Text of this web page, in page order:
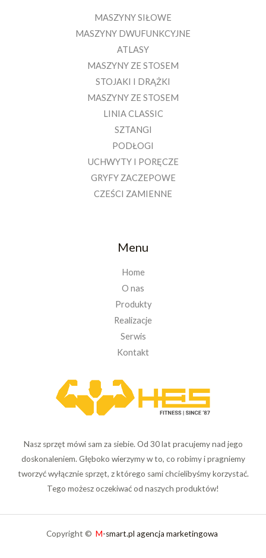
MASZYNY SIŁOWE
MASZYNY DWUFUNKCYJNE
ATLASY
MASZYNY ZE STOSEM
STOJAKI I DRĄŻKI
MASZYNY ZE STOSEM
LINIA CLASSIC
SZTANGI
PODŁOGI
UCHWYTY I PORĘCZE
GRYFY ZACZEPOWE
CZEŚCI ZAMIENNE
Menu
Home
O nas
Produkty
Realizacje
Serwis
Kontakt
Nasz sprzęt mówi sam za siebie. Od 30 lat pracujemy nad jego
doskonaleniem. Głęboko wierzymy w to, co robimy i pragniemy
tworzyć wyłącznie sprzęt, z którego sami chcielibyśmy korzystać.
Tego możesz oczekiwać od naszych produktów!
Copyright © M-smart.pl agencja marketingowa